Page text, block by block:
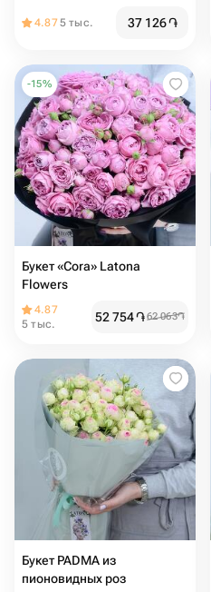
4.875 тыс. 37 126֏
-15%
Букет «Cora» Latona
Flowers
4.87
5 тыс.
52 754֏62 063֏
Букет PADMA из
пионовидных роз